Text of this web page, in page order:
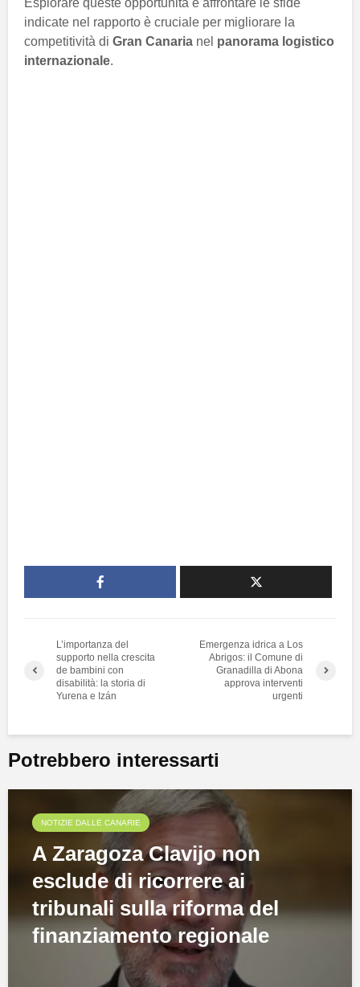
Esplorare queste opportunità e affrontare le sfide
indicate nel rapporto è cruciale per migliorare la
competitività di Gran Canaria nel panorama logistico
internazionale.
L’importanza del
supporto nella crescita
de bambini con
disabilità: la storia di
Yurena e Izán
Emergenza idrica a Los
Abrigos: il Comune di
Granadilla di Abona
approva interventi
urgenti
Potrebbero interessarti
NOTIZIE DALLE CANARIE
A Zaragoza Clavijo non
esclude di ricorrere ai
tribunali sulla riforma del
finanziamento regionale